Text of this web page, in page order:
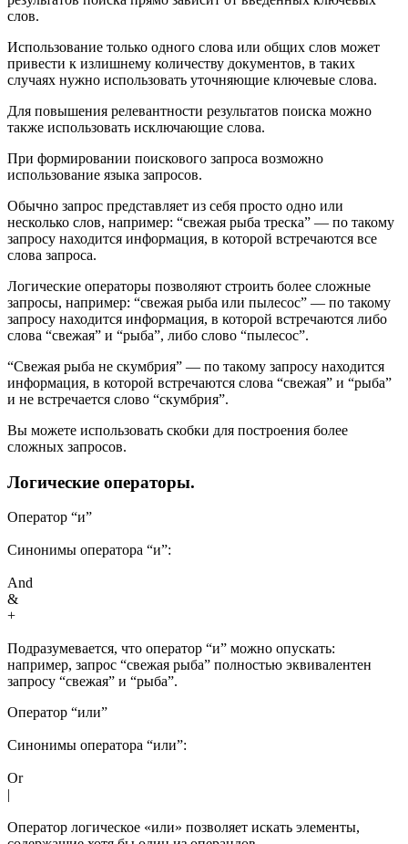
слов.
Использование только одного слова или общих слов может
привести к излишнему количеству документов, в таких
случаях нужно использовать уточняющие ключевые слова.
Для повышения релевантности результатов поиска можно
также использовать исключающие слова.
При формировании поискового запроса возможно
использование языка запросов.
Обычно запрос представляет из себя просто одно или
несколько слов, например: “свежая рыба треска” — по такому
запросу находится информация, в которой встречаются все
слова запроса.
Логические операторы позволяют строить более сложные
запросы, например: “свежая рыба или пылесос” — по такому
запросу находится информация, в которой встречаются либо
слова “свежая” и “рыба”, либо слово “пылесос”.
“Свежая рыба не скумбрия” — по такому запросу находится
информация, в которой встречаются слова “свежая” и “рыба”
и не встречается слово “скумбрия”.
Вы можете использовать скобки для построения более
сложных запросов.
Логические операторы.
Оператор “и”
Синонимы оператора “и”:
And
&
+
Подразумевается, что оператор “и” можно опускать:
например, запрос “свежая рыба” полностью эквивалентен
запросу “свежая” и “рыба”.
Оператор “или”
Синонимы оператора “или”:
Or
|
Оператор логическое «или» позволяет искать элементы,